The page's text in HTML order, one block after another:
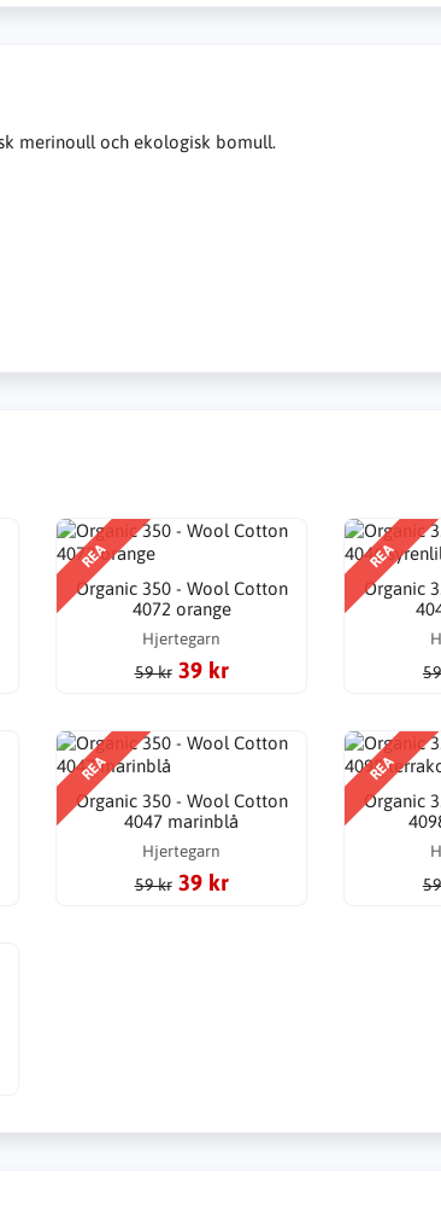
merinoull och ekologisk bomull.
REA
Organic 350 - Wool Cotton
4072 orange
Hjertegarn
59 kr 39 kr
REA
Organic
REA
Organic 350 - Wool Cotton
4047 marinblå
Hjertegarn
59 kr 39 kr
REA
Organic